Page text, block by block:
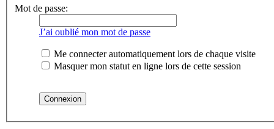
Mot de passe:
J’ai oublié mon mot de passe
Me connecter automatiquement lors de chaque visite
Masquer mon statut en ligne lors de cette session